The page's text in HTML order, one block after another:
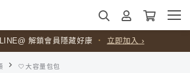
解鎖會員隱藏好康 ・ 立即加入 ›
🤍大容量包包